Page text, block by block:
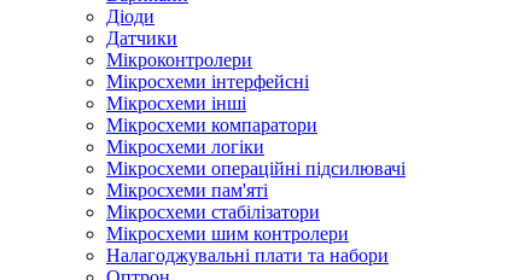
Діоди
Датчики
Мікроконтролери
Мікросхеми інтерфейсні
Мікросхеми інші
Мікросхеми компаратори
Мікросхеми логіки
Мікросхеми операційні підсилювачі
Мікросхеми пам'яті
Мікросхеми стабілізатори
Мікросхеми шим контролери
Налагоджувальні плати та набори